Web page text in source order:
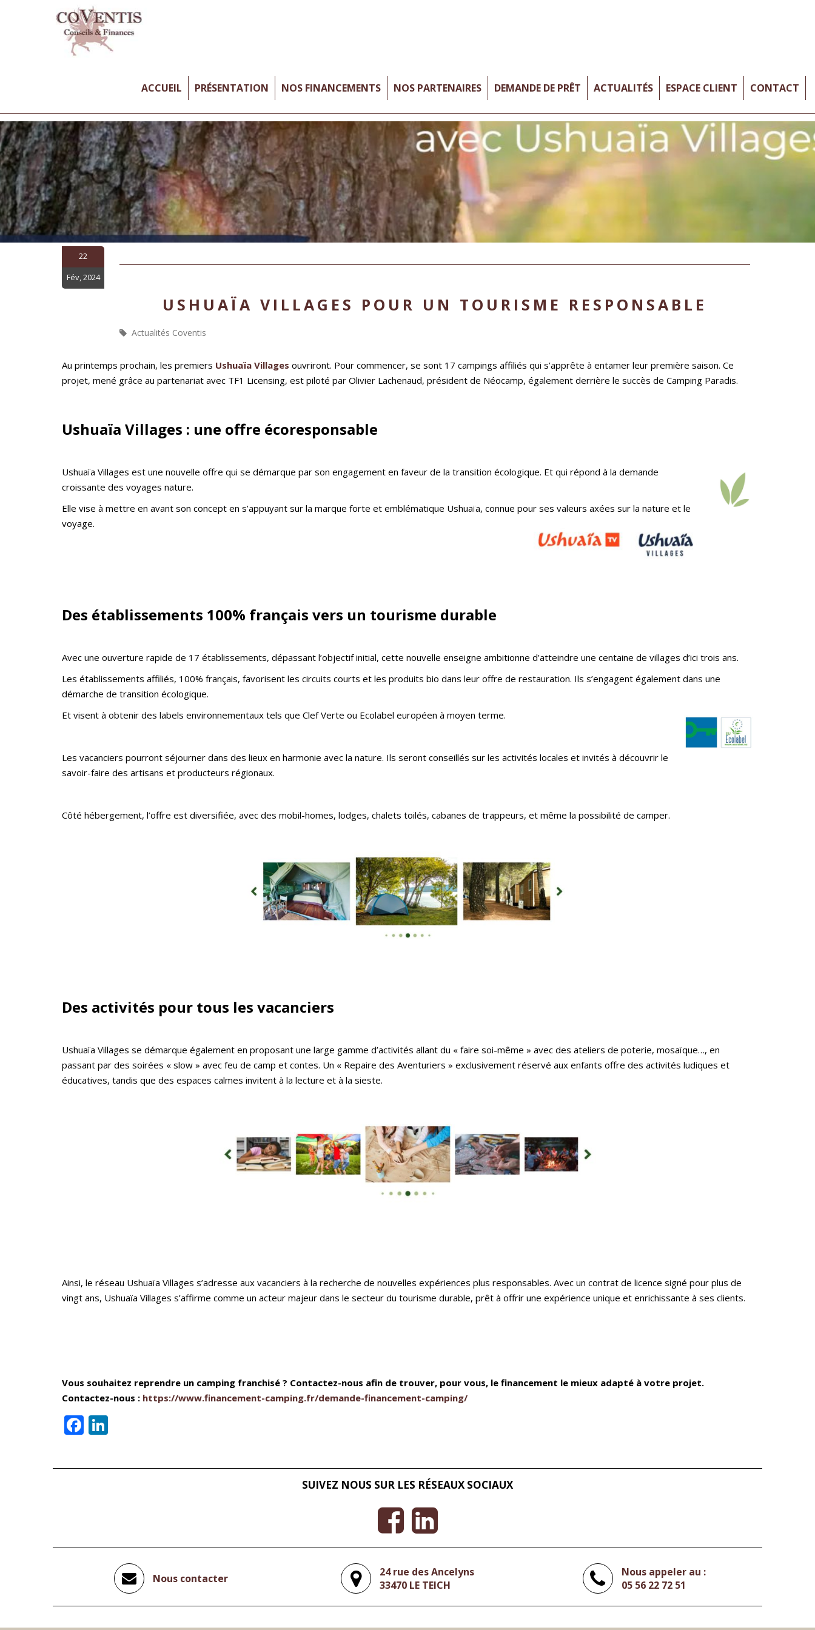
ACCUEIL PRÉSENTATION NOS FINANCEMENTS NOS PARTENAIRES DEMANDE DE PRÊT ACTUALITÉS ESPACE CLIENT CONTACT
22
Fév, 2024
USHUAÏA VILLAGES POUR UN TOURISME RESPONSABLE
Actualités Coventis
Au printemps prochain, les premiers Ushuaïa Villages ouvriront. Pour commencer, se sont 17 campings affiliés qui s’apprête à entamer leur première saison. Ce
projet, mené grâce au partenariat avec TF1 Licensing, est piloté par Olivier Lachenaud, président de Néocamp, également derrière le succès de Camping Paradis.
Ushuaïa Villages : une offre écoresponsable
Ushuaïa Villages est une nouvelle offre qui se démarque par son engagement en faveur de la transition écologique. Et qui répond à la demande
croissante des voyages nature.
Elle vise à mettre en avant son concept en s’appuyant sur la marque forte et emblématique Ushuaïa, connue pour ses valeurs axées sur la nature et le
voyage.
Des établissements 100% français vers un tourisme durable
Avec une ouverture rapide de 17 établissements, dépassant l’objectif initial, cette nouvelle enseigne ambitionne d’atteindre une centaine de villages d’ici trois ans.
Les établissements affiliés, 100% français, favorisent les circuits courts et les produits bio dans leur offre de restauration. Ils s’engagent également dans une
démarche de transition écologique.
Et visent à obtenir des labels environnementaux tels que Clef Verte ou Ecolabel européen à moyen terme.
Les vacanciers pourront séjourner dans des lieux en harmonie avec la nature. Ils seront conseillés sur les activités locales et invités à découvrir le
savoir-faire des artisans et producteurs régionaux.
Côté hébergement, l’offre est diversifiée, avec des mobil-homes, lodges, chalets toilés, cabanes de trappeurs, et même la possibilité de camper.
Des activités pour tous les vacanciers
Ushuaïa Villages se démarque également en proposant une large gamme d’activités allant du « faire soi-même » avec des ateliers de poterie, mosaïque…, en
passant par des soirées « slow » avec feu de camp et contes. Un « Repaire des Aventuriers » exclusivement réservé aux enfants offre des activités ludiques et
éducatives, tandis que des espaces calmes invitent à la lecture et à la sieste.
Ainsi, le réseau Ushuaïa Villages s’adresse aux vacanciers à la recherche de nouvelles expériences plus responsables. Avec un contrat de licence signé pour plus de
vingt ans, Ushuaïa Villages s’affirme comme un acteur majeur dans le secteur du tourisme durable, prêt à offrir une expérience unique et enrichissante à ses clients.
Vous souhaitez reprendre un camping franchisé ? Contactez-nous afin de trouver, pour vous, le financement le mieux adapté à votre projet.
Contactez-nous : https://www.financement-camping.fr/demande-financement-camping/
Facebook
SUIVEZ NOUS SUR LES RÉSEAUX SOCIAUX
Nous contacter
24 rue des Ancelyns
33470 LE TEICH
Nous appeler au :
05 56 22 72 51